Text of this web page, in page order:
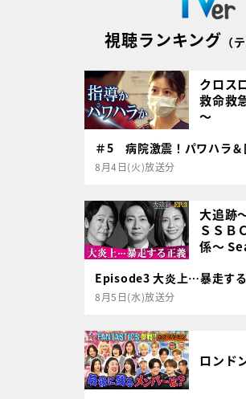
視聴ランキング （
クロス
救命救
～
＃5 病院激震！パワハラ＆
8月4日(火)放送分
大追跡
ＳＳＢ
係～
Episode3 大炎上…暴走す
8月5日(水)放送分
ロンド